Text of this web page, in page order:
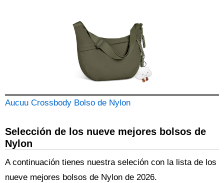
Aucuu Crossbody Bolso de Nylon
Selección de los nueve mejores bolsos de
Nylon
A continuación tienes nuestra seleción con la lista de los
nueve mejores bolsos de Nylon de 2026.